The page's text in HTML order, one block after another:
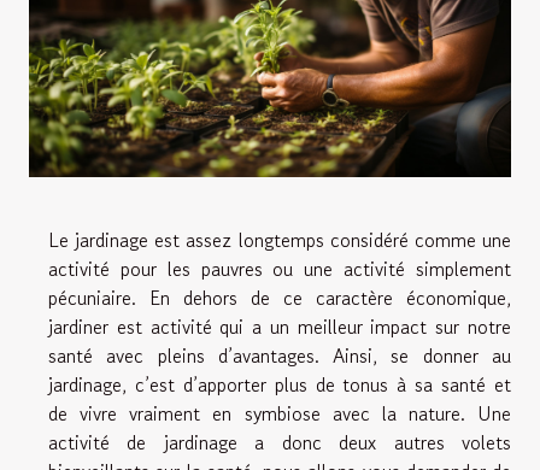
Le jardinage est assez longtemps considéré comme une
activité pour les pauvres ou une activité simplement
pécuniaire. En dehors de ce caractère économique,
jardiner est activité qui a un meilleur impact sur notre
santé avec pleins d’avantages. Ainsi, se donner au
jardinage, c’est d’apporter plus de tonus à sa santé et
de vivre vraiment en symbiose avec la nature. Une
activité de jardinage a donc deux autres volets